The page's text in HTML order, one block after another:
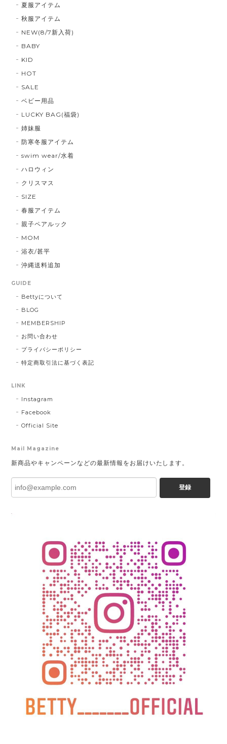
夏服アイテム
秋服アイテム
NEW(8/7新入荷)
BABY
KID
HOT
SALE
ベビー用品
LUCKY BAG(福袋)
姉妹服
防寒冬服アイテム
swim wear/水着
ハロウィン
クリスマス
SIZE
春服アイテム
親子ペアルック
MOM
浴衣/甚平
沖縄送料追加
GUIDE
Bettyについて
BLOG
MEMBERSHIP
お問い合わせ
プライバシーポリシー
特定商取引法に基づく表記
LINK
Instagram
Facebook
Official Site
Mail Magazine
新商品やキャンペーンなどの最新情報をお届けいたします。
登録